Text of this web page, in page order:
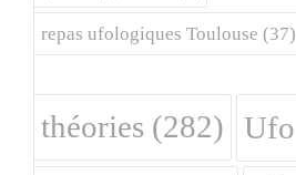
repas ufologiques Toulouse (37)
théories (282) Ufo